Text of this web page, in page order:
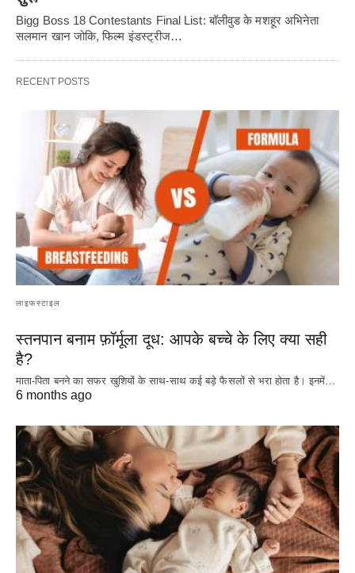
Bigg Boss 18 Contestants Final List: बॉलीवुड के मशहूर अभिनेता
सलमान खान जोकि, फिल्म इंडस्ट्रीज…
RECENT POSTS
लाइफस्टाइल
स्तनपान बनाम फ़ॉर्मूला दूध: आपके बच्चे के लिए क्या सही
है?
माता-पिता बनने का सफर खुशियों के साथ-साथ कई बड़े फैसलों से भरा होता है। इनमें…
6 months ago